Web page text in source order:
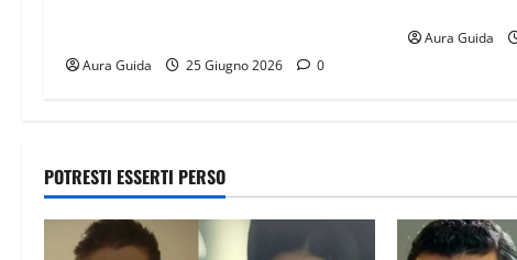
Aura Guida 25 Giugno 2026 0
Aura Guida
POTRESTI ESSERTI PERSO